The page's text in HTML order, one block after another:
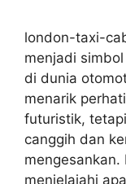
london-taxi-
menjadi
di dunia
menarik
futuristik,
canggih dan
mengesankan.
menjelajahi